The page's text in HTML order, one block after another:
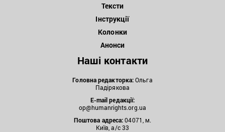
Тексти
Інструкції
Колонки
Анонси
Наші контакти
Головна редакторка:Ольга
Падірякова
E-mail редакції:
op@humanrights.org.ua
Поштова адреса:04071, м.
Київ, а/с 33